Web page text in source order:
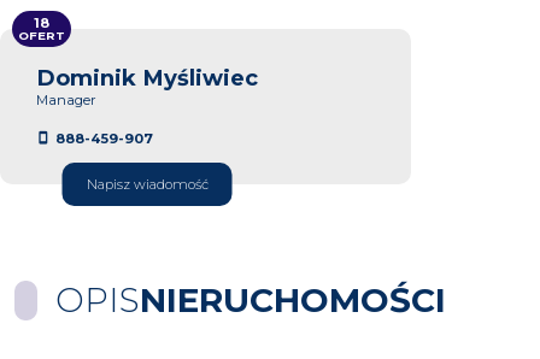
Dominik Myśliwiec
Manager
888-459-907
Napisz wiadomość
18
OFERT
OPISNIERUCHOMOŚCI